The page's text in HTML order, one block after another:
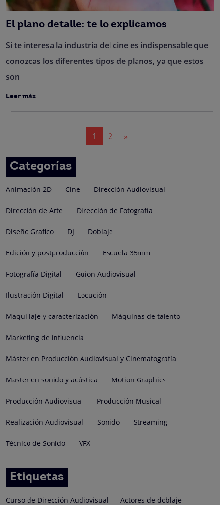
El plano detalle: te lo explicamos
Si te interesa la industria del cine es indispensable que
conozcas los diferentes tipos de planos, ya que estos
son
Leer más
entradas
1 2 »
Categorías
Animación 2D Cine Dirección Audiovisual
Dirección de Arte Dirección de Fotografía
Diseño Grafico DJ Doblaje
Edición y postproducción Escuela 35mm
Fotografía Digital Guion Audiovisual
Ilustración Digital Locución
Maquillaje y caracterización Máquinas de talento
Marketing de influencia
Máster en Producción Audiovisual y Cinematografía
Master en sonido y acústica Motion Graphics
Producción Audiovisual Producción Musical
Realización Audiovisual Sonido Streaming
Técnico de Sonido VFX
Etiquetas
Curso de Dirección Audiovisual Actores de doblaje